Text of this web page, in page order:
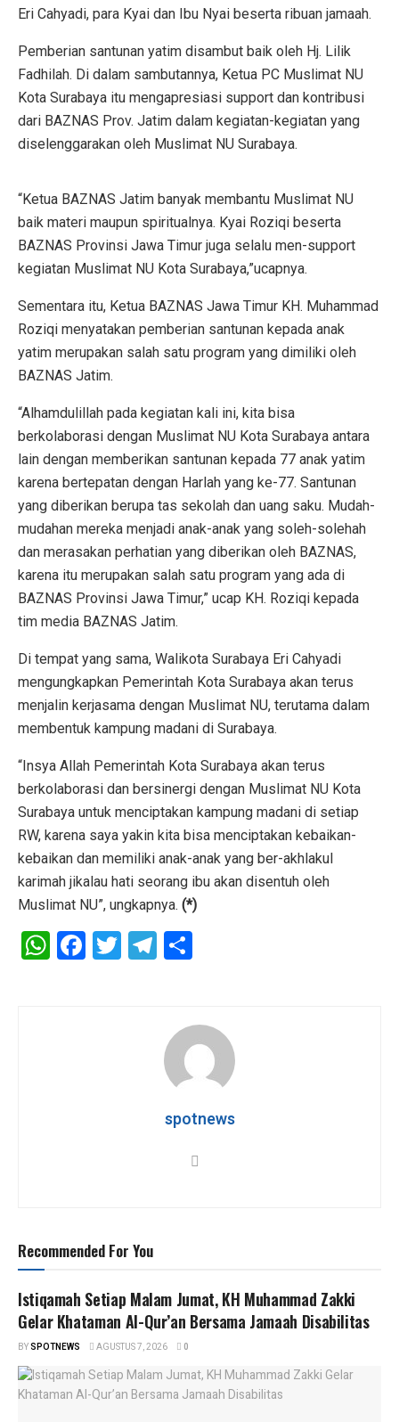
Eri Cahyadi, para Kyai dan Ibu Nyai beserta ribuan jamaah.
Pemberian santunan yatim disambut baik oleh Hj. Lilik
Fadhilah. Di dalam sambutannya, Ketua PC Muslimat NU
Kota Surabaya itu mengapresiasi support dan kontribusi
dari BAZNAS Prov. Jatim dalam kegiatan-kegiatan yang
diselenggarakan oleh Muslimat NU Surabaya.
“Ketua BAZNAS Jatim banyak membantu Muslimat NU
baik materi maupun spiritualnya. Kyai Roziqi beserta
BAZNAS Provinsi Jawa Timur juga selalu men-support
kegiatan Muslimat NU Kota Surabaya,”ucapnya.
Sementara itu, Ketua BAZNAS Jawa Timur KH. Muhammad
Roziqi menyatakan pemberian santunan kepada anak
yatim merupakan salah satu program yang dimiliki oleh
BAZNAS Jatim.
“Alhamdulillah pada kegiatan kali ini, kita bisa
berkolaborasi dengan Muslimat NU Kota Surabaya antara
lain dengan memberikan santunan kepada 77 anak yatim
karena bertepatan dengan Harlah yang ke-77. Santunan
yang diberikan berupa tas sekolah dan uang saku. Mudah-
mudahan mereka menjadi anak-anak yang soleh-solehah
dan merasakan perhatian yang diberikan oleh BAZNAS,
karena itu merupakan salah satu program yang ada di
BAZNAS Provinsi Jawa Timur,” ucap KH. Roziqi kepada
tim media BAZNAS Jatim.
Di tempat yang sama, Walikota Surabaya Eri Cahyadi
mengungkapkan Pemerintah Kota Surabaya akan terus
menjalin kerjasama dengan Muslimat NU, terutama dalam
membentuk kampung madani di Surabaya.
“Insya Allah Pemerintah Kota Surabaya akan terus
berkolaborasi dan bersinergi dengan Muslimat NU Kota
Surabaya untuk menciptakan kampung madani di setiap
RW, karena saya yakin kita bisa menciptakan kebaikan-
kebaikan dan memiliki anak-anak yang ber-akhlakul
karimah jikalau hati seorang ibu akan disentuh oleh
Muslimat NU”, ungkapnya. (*)
W
h
F
a
T
wi
T
el
gr
a
m
e
spotnews
Recommended For You
Istiqamah Setiap Malam Jumat, KH Muhammad Zakki
Gelar Khataman Al-Qur’an Bersama Jamaah Disabilitas
BYSPOTNEWS AGUSTUS 7, 2026 0